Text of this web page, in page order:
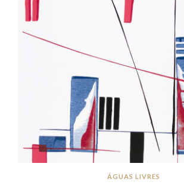
ÁGUAS LIVRES